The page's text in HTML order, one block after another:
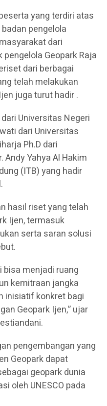
yang terdiri atas
pengelola
dari
Geopark Raja
dari berbagai
telah melakukan
juga turut hadir .
Universitas Negeri
dari Universitas
Ph.D dari
Andy Yahya Al Hakim
(ITB) yang hadir
hasil riset yang telah
Ijen, termasuk
serta saran solusi
bisa menjadi ruang
kemitraan jangka
inisiatif konkret bagi
Geopark Ijen,” ujar
pengembangan yang
Geopark dapat
geopark dunia
oleh UNESCO pada